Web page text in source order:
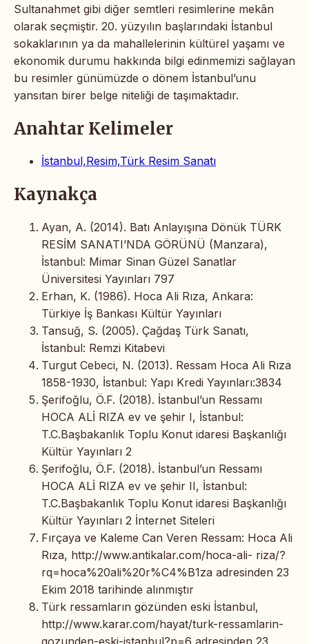
Sultanahmet gibi diğer semtleri resimlerine mekân
olarak seçmiştir. 20. yüzyılın başlarındaki İstanbul
sokaklarının ya da mahallelerinin kültürel yaşamı ve
ekonomik durumu hakkında bilgi edinmemizi sağlayan
bu resimler günümüzde o dönem İstanbul’unu
yansıtan birer belge niteliği de taşımaktadır.
Anahtar Kelimeler
İstanbul,Resim,Türk Resim Sanatı
Kaynakça
Ayan, A. (2014). Batı Anlayışına Dönük TÜRK
RESİM SANATI’NDA GÖRÜNÜ (Manzara),
İstanbul: Mimar Sinan Güzel Sanatlar
Üniversitesi Yayınları 797
Erhan, K. (1986). Hoca Ali Rıza, Ankara:
Türkiye İş Bankası Kültür Yayınları
Tansuğ, S. (2005). Çağdaş Türk Sanatı,
İstanbul: Remzi Kitabevi
Turgut Cebeci, N. (2013). Ressam Hoca Ali Rıza
1858-1930, İstanbul: Yapı Kredi Yayınları:3834
Şerifoğlu, Ö.F. (2018). İstanbul’un Ressamı
HOCA ALİ RIZA ev ve şehir I, İstanbul:
T.C.Başbakanlık Toplu Konut idaresi Başkanlığı
Kültür Yayınları 2
Şerifoğlu, Ö.F. (2018). İstanbul’un Ressamı
HOCA ALİ RIZA ev ve şehir II, İstanbul:
T.C.Başbakanlık Toplu Konut idaresi Başkanlığı
Kültür Yayınları 2 İnternet Siteleri
Fırçaya ve Kaleme Can Veren Ressam: Hoca Ali
Rıza, http://www.antikalar.com/hoca-ali- riza/?
rq=hoca%20ali%20r%C4%B1za adresinden 23
Ekim 2018 tarihinde alınmıştır
Türk ressamların gözünden eski İstanbul,
http://www.karar.com/hayat/turk-ressamlarin-